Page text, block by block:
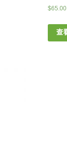
$65.00
查